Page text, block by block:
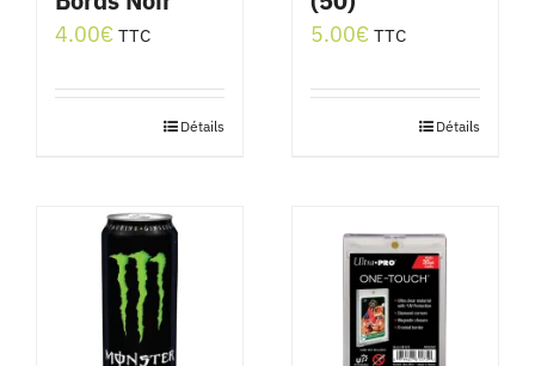
4.00€ TTC
Détails
5.00€ TTC
Détails